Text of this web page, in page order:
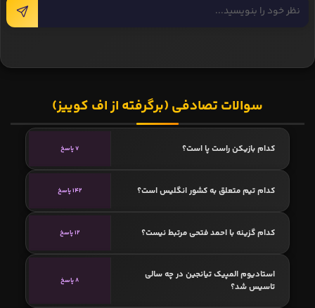
سوالات تصادفی (برگرفته از اف کوییز)
کدام بازیکن راست پا است؟ 7 پاسخ
کدام تیم متعلق به کشور انگلیس است؟ 142 پاسخ
کدام گزینه با احمد فتحی مرتبط نیست؟ 12 پاسخ
استادیوم المپیک تیانجین در چه سالی
تاسیس شد؟
8 پاسخ